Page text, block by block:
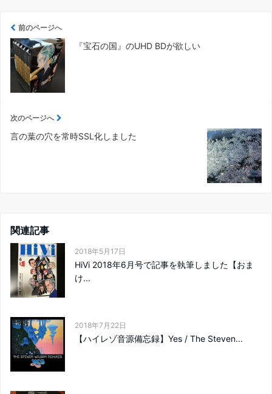
前のページへ
『宝石の国』のUHD BDが欲しい
次のページへ
言の葉の穴を常時SSL化しました
関連記事
2018年5月17日
HiVi 2018年6月号で記事を執筆しました【おま
け...
2018年7月22日
【ハイレゾ音源備忘録】Yes / The Steven...